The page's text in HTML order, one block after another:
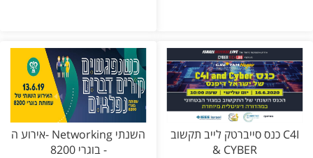
כנס סייברטק לייב תקשוב C4I
& CYBER
אירוע ה- Networking השנתי
- בוגרי 8200